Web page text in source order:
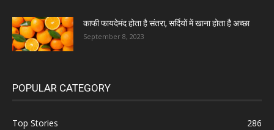
काफी फायदेमंद होता है संतरा, सर्दियों में खाना होता है अच्छा
September 8, 2023
POPULAR CATEGORY
Top Stories
286